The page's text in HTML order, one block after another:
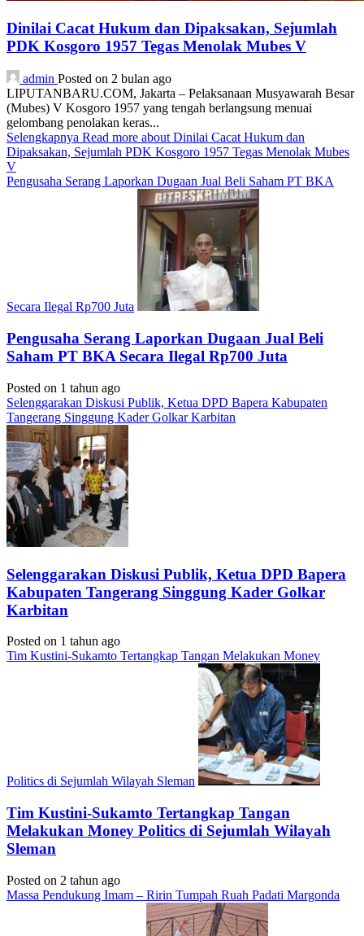
Dinilai Cacat Hukum dan Dipaksakan, Sejumlah
PDK Kosgoro 1957 Tegas Menolak Mubes V
admin Posted on 2 bulan ago
LIPUTANBARU.COM, Jakarta – Pelaksanaan Musyawarah Besar
(Mubes) V Kosgoro 1957 yang tengah berlangsung menuai
gelombang penolakan keras...
Selengkapnya Read more about Dinilai Cacat Hukum dan
Dipaksakan, Sejumlah PDK Kosgoro 1957 Tegas Menolak Mubes
V
Pengusaha Serang Laporkan Dugaan Jual Beli Saham PT BKA
Secara Ilegal Rp700 Juta
Pengusaha Serang Laporkan Dugaan Jual Beli
Saham PT BKA Secara Ilegal Rp700 Juta
Posted on 1 tahun ago
Selenggarakan Diskusi Publik, Ketua DPD Bapera Kabupaten
Tangerang Singgung Kader Golkar Karbitan
Selenggarakan Diskusi Publik, Ketua DPD Bapera
Kabupaten Tangerang Singgung Kader Golkar
Karbitan
Posted on 1 tahun ago
Tim Kustini-Sukamto Tertangkap Tangan Melakukan Money
Politics di Sejumlah Wilayah Sleman
Tim Kustini-Sukamto Tertangkap Tangan
Melakukan Money Politics di Sejumlah Wilayah
Sleman
Posted on 2 tahun ago
Massa Pendukung Imam – Ririn Tumpah Ruah Padati Margonda